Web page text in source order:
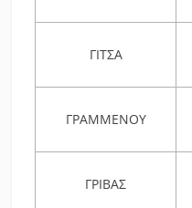
ΓΙΤΣΑ
ΓΡΑΜΜΕΝΟΥ
ΓΡΙΒΑΣ